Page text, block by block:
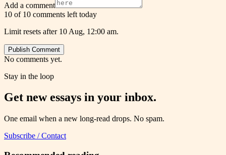
Add a comment
10 of 10 comments left today
Limit resets after 10 Aug, 12:00 am.
Publish Comment
No comments yet.
Stay in the loop
Get new essays in your inbox.
One email when a new long-read drops. No spam.
Subscribe / Contact